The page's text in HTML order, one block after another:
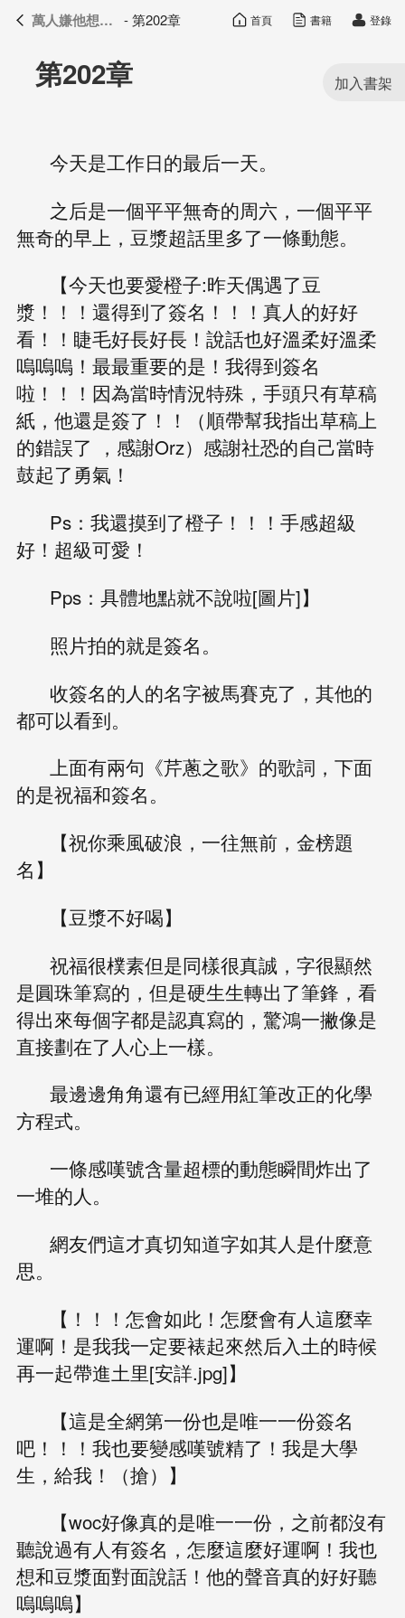
萬人嫌他想開了 目錄
第202章
今天是工作日的最后一天。
之后是一個平平無奇的周六，一個平平
無奇的早上，豆漿超話里多了一條動態。
【今天也要愛橙子:昨天偶遇了豆
漿！！！還得到了簽名！！！真人的好好
看！！睫毛好長好長！說話也好溫柔好溫柔
嗚嗚嗚！最最重要的是！我得到簽名
啦！！！因為當時情況特殊，手頭只有草稿
紙，他還是簽了！！（順帶幫我指出草稿上
的錯誤了 ，感謝Orz）感謝社恐的自己當時
鼓起了勇氣！
Ps：我還摸到了橙子！！！手感超級
好！超級可愛！
Pps：具體地點就不說啦[圖片]】
照片拍的就是簽名。
收簽名的人的名字被馬賽克了，其他的
都可以看到。
上面有兩句《芹蔥之歌》的歌詞，下面
的是祝福和簽名。
【祝你乘風破浪，一往無前，金榜題
名】
【豆漿不好喝】
祝福很樸素但是同樣很真誠，字很顯然
是圓珠筆寫的，但是硬生生轉出了筆鋒，看
得出來每個字都是認真寫的，驚鴻一撇像是
直接劃在了人心上一樣。
最邊邊角角還有已經用紅筆改正的化學
方程式。
一條感嘆號含量超標的動態瞬間炸出了
一堆的人。
網友們這才真切知道字如其人是什麼意
思。
【！！！怎會如此！怎麼會有人這麼幸
運啊！是我我一定要裱起來然后入土的時候
再一起帶進土里[安詳.jpg]】
【這是全網第一份也是唯一一份簽名
吧！！！我也要變感嘆號精了！我是大學
生，給我！（搶）】
【woc好像真的是唯一一份，之前都沒有
聽說過有人有簽名，怎麼這麼好運啊！我也
想和豆漿面對面說話！他的聲音真的好好聽
嗚嗚嗚】
萬人嫌他想開了 - 第202章 首頁 書籍 登錄